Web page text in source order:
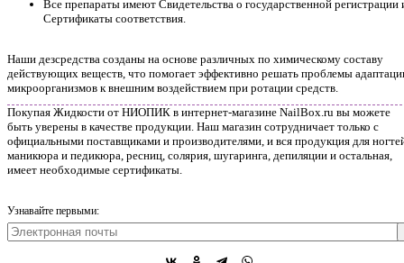
Все препараты имеют Свидетельства о государственной регистрации
Сертификаты соответствия.
Наши дезсредства созданы на основе различных по химическому составу
действующих веществ, что помогает эффективно решать проблемы
микроорганизмов к внешним воздействием при ротации средств.
Покупая Жидкости от НИОПИК в интернет-магазине NailBox.ru вы можете
быть уверены в качестве продукции. Наш магазин сотрудничает только с
официальными поставщиками и производителями, и вся продукция для
маникюра и педикюра, ресниц, солярия, шугаринга, депиляции и остальная,
имеет необходимые сертификаты.
Узнавайте первыми: